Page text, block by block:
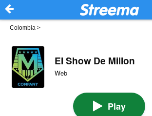
Colombia >
El Show De Millon
Web
Play